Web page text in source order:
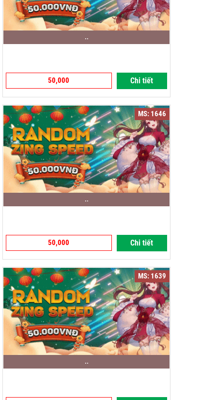
..
50,000 Chi tiết
MS: 1646
..
50,000 Chi tiết
MS: 1639
..